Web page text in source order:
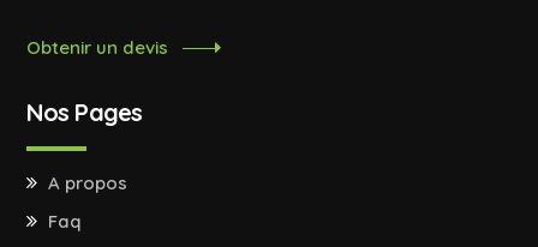
Obtenir un devis
Nos Pages
A propos
Faq